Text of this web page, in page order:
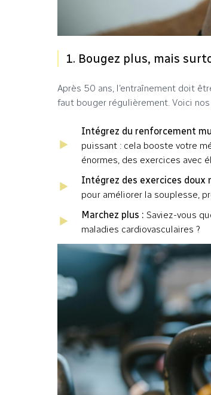
1. Bougez plus, mais
Après 50 ans, l’entraînement doit
faut bouger régulièrement. Voici
Intégrez du renforcement
puissant : cela booste votre
énormes, des exercices avec
Intégrez des exercices doux
pour améliorer la souplesse,
Marchez plus : Saviez-vous
maladies cardiovasculaires ?